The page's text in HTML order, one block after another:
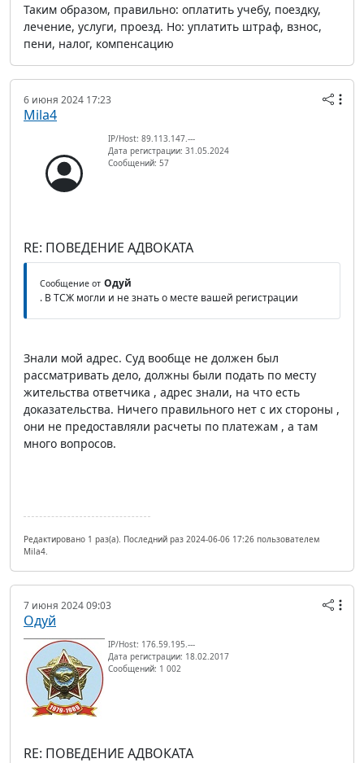
Таким образом, правильно: оплатить учебу, поездку,
лечение, услуги, проезд. Но: уплатить штраф, взнос,
пени, налог, компенсацию
6 июня 2024 17:23
Mila4
IP/Host: 89.113.147.---
Дата регистрации: 31.05.2024
Сообщений: 57
RE: ПОВЕДЕНИЕ АДВОКАТА
Сообщение от Одуй
. В ТСЖ могли и не знать о месте вашей регистрации
Знали мой адрес. Суд вообще не должен был
рассматривать дело, должны были подать по месту
жительства ответчика , адрес знали, на что есть
доказательства. Ничего правильного нет с их стороны ,
они не предоставляли расчеты по платежам , а там
много вопросов.
Редактировано 1 раз(а). Последний раз 2024-06-06 17:26 пользователем
Mila4.
7 июня 2024 09:03
Одуй
IP/Host: 176.59.195.---
Дата регистрации: 18.02.2017
Сообщений: 1 002
RE: ПОВЕДЕНИЕ АДВОКАТА